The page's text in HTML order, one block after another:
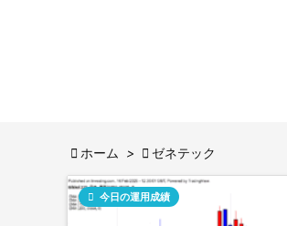
 ホーム >  ゼネテック
 今日の運用成績